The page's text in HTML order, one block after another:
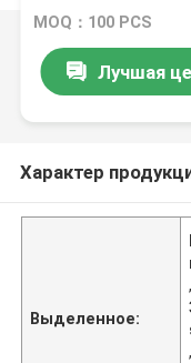
MOQ：100 PCS
Лучшая
Характер
Выделенное:
,
,